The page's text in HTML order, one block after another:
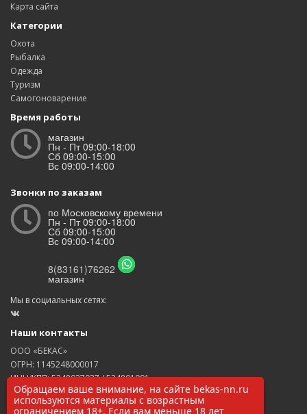
Карта сайта
Категории
Охота
Рыбалка
Одежда
Туризм
Самогоноварение
Время работы
магазин
Пн - Пт 09:00-18:00
Сб 09:00-15:00
Вс 09:00-14:00
Звонки по заказам
по Московскому времени
Пн - Пт 09:00-18:00
Сб 09:00-15:00
Вс 09:00-14:00
8(83161)76262
магазин
Мы в социальных сетях:
Наши контакты
ООО «БЕКАС»
ОГРН: 1145248000017
ИНН/КПП: 5248037037 / 524801001
8(83161)76262
zakaz@bekas-nn.ru
Обращаем ваше внимание, на сайте bekas-nn.ru
используются материалы с возрастным
ограничением 18+. Если вам меньше 18 лет